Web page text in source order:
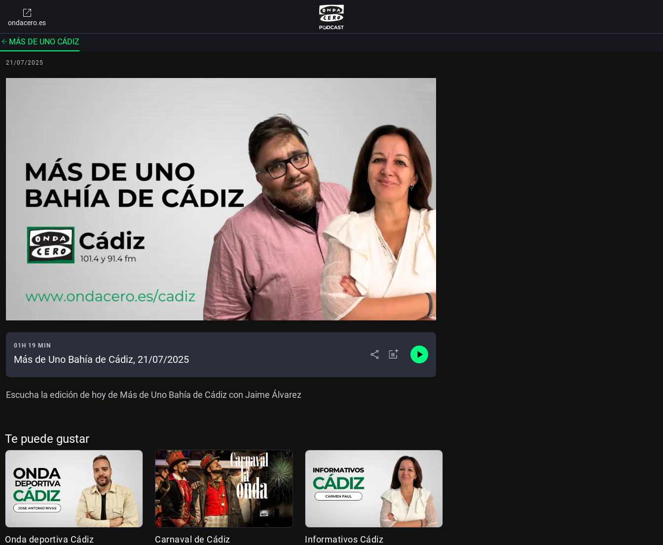
ondacero.es
MÁS DE UNO CÁDIZ
21/07/2025
01H 19 MIN
Más de Uno Bahía de Cádiz, 21/07/2025
Escucha la edición de hoy de Más de Uno Bahía de Cádiz con Jaime Álvarez
Te puede gustar
Onda deportiva Cádiz Carnaval de Cádiz Informativos Cádiz